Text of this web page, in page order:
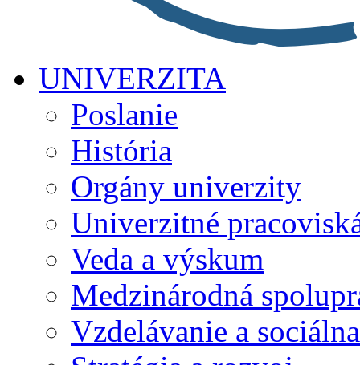
UNIVERZITA
Poslanie
História
Orgány univerzity
Univerzitné
Veda a výskum
Medzinárodná
Vzdelávanie a